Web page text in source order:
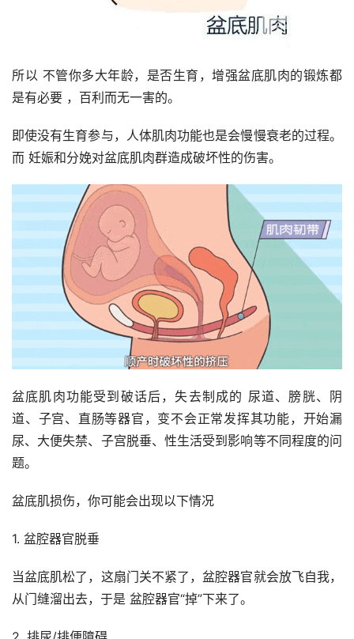
所以 不管你多大年龄，是否生育，增强盆底肌肉的锻炼都
是有必要 ，百利而无一害的。
即使没有生育参与，人体肌肉功能也是会慢慢衰老的过程。
而 妊娠和分娩对盆底肌肉群造成破坏性的伤害。
盆底肌肉功能受到破话后，失去制成的 尿道、膀胱、阴
道、子宫、直肠等器官，变不会正常发挥其功能，开始漏
尿、大便失禁、子宫脱垂、性生活受到影响等不同程度的问
题。
盆底肌损伤，你可能会出现以下情况
1. 盆腔器官脱垂
当盆底肌松了，这扇门关不紧了，盆腔器官就会放飞自我，
从门缝溜出去，于是 盆腔器官“掉”下来了。